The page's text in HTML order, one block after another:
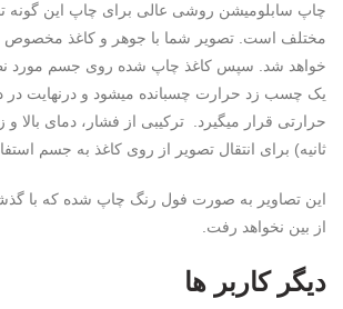
چاپ سابلومیشن روشی عالی برای چاپ این گونه
مختلف است. تصویر شما با جوهر و کاغذ مخصوص
خواهد شد. سپس کاغذ چاپ شده روی جسم مورد
یک چسب زد حرارت چسبانده میشود و درنهایت در
ثانیه) برای انتقال تصویر از روی کاغذ به جسم
این تصاویر به صورت فول رنگ چاپ شده که با
از بین نخواهد رفت.
دیگر کاربر ها